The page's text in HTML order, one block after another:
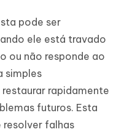
pode ser
ele está travado
ou não responde ao
simples
rapidamente
futuros. Esta
falhas